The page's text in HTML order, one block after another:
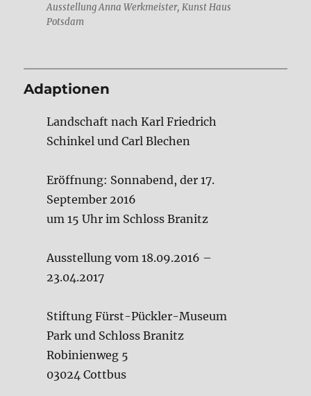
Ausstellung Anna Werkmeister, Kunst Haus
Potsdam
Adaptionen
Landschaft nach Karl Friedrich
Schinkel und Carl Blechen
Eröffnung: Sonnabend, der 17.
September 2016
um 15 Uhr im Schloss Branitz
Ausstellung vom 18.09.2016 –
23.04.2017
Stiftung Fürst-Pückler-Museum
Park und Schloss Branitz
Robinienweg 5
03024 Cottbus